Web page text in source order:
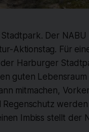
Der NABU
Aktionstag. Für
Harburger
guten
mitmachen,
Imbiss stellt der